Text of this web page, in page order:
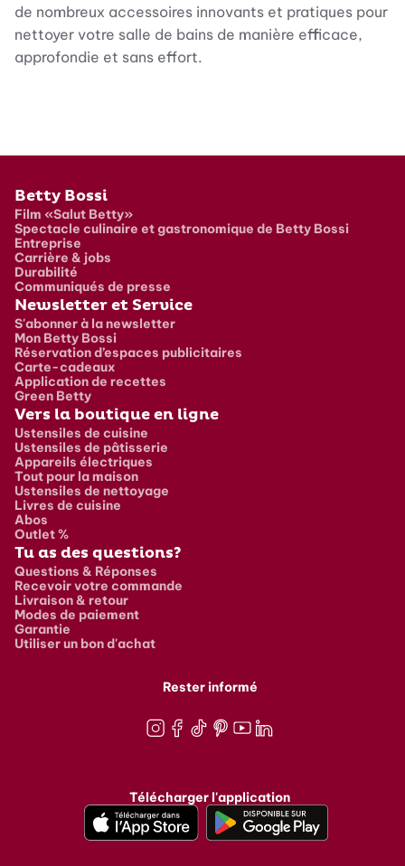
de nombreux accessoires innovants et pratiques pour
nettoyer votre salle de bains de manière efficace,
approfondie et sans effort.
Pied de page
Betty Bossi
Film «Salut Betty»
Spectacle culinaire et gastronomique de Betty Bossi
Entreprise
Carrière & jobs
Durabilité
Communiqués de presse
Newsletter et Service
S'abonner à la newsletter
Mon Betty Bossi
Réservation d’espaces publicitaires
Carte-cadeaux
Application de recettes
Green Betty
Vers la boutique en ligne
Ustensiles de cuisine
Ustensiles de pâtisserie
Appareils électriques
Tout pour la maison
Ustensiles de nettoyage
Livres de cuisine
Abos
Outlet %
Tu as des questions?
Questions & Réponses
Recevoir votre commande
Livraison & retour
Modes de paiement
Garantie
Utiliser un bon d'achat
Rester informé
Télécharger l'application